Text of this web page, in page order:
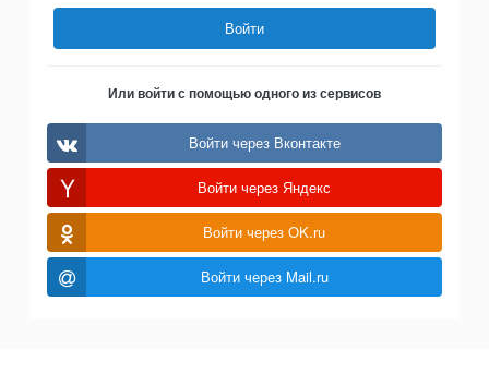
Войти
Или войти с помощью одного из сервисов
Войти через Вконтакте
Войти через Яндекс
Войти через OK.ru
Войти через Mail.ru